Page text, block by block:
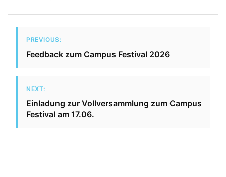
PREVIOUS:
Feedback zum Campus Festival 2026
NEXT:
Einladung zur Vollversammlung zum Campus
Festival am 17.06.